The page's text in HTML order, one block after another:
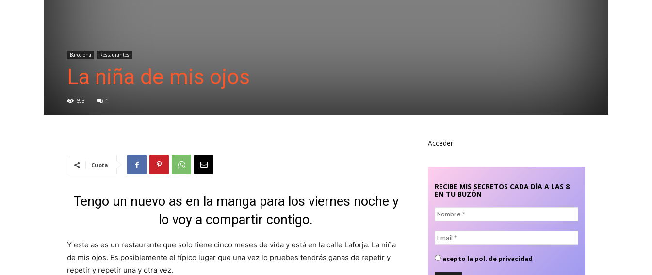
Barcelona Restaurantes
La niña de mis ojos
693 1
Cuota
Tengo un nuevo as en la manga para los viernes noche y
lo voy a compartir contigo.
Y este as es un restaurante que solo tiene cinco meses de vida y está en la calle Laforja: La niña
de mis ojos. Es posiblemente el típico lugar que una vez lo pruebes tendrás ganas de repetir y
repetir y repetir una y otra vez.
Acceder
RECIBE MIS SECRETOS CADA DÍA A LAS 8
EN TU BUZÓN
Nombre
*
Email
*
acepto la pol. de privacidad